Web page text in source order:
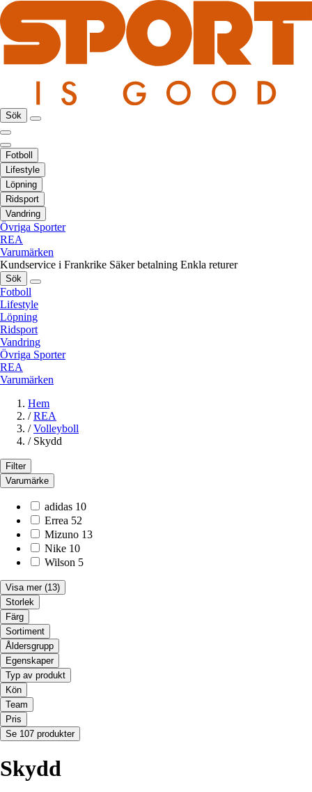
Sök
Fotboll
Lifestyle
Löpning
Ridsport
Vandring
Övriga Sporter
REA
Varumärken
Kundservice i Frankrike Säker betalning Enkla returer
Sök
Fotboll
Lifestyle
Löpning
Ridsport
Vandring
Övriga Sporter
REA
Varumärken
Hem
/ REA
/ Volleyboll
/ Skydd
Filter
Varumärke
adidas 10
Errea 52
Mizuno 13
Nike 10
Wilson 5
Visa mer (13)
Storlek
Färg
Sortiment
Åldersgrupp
Egenskaper
Typ av produkt
Kön
Team
Pris
Se 107 produkter
Skydd